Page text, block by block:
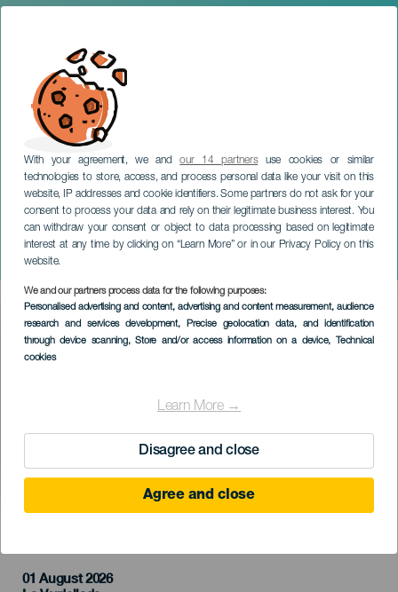
With your agreement, we andour 14 partnersuse cookies or similar
technologies to store, access, and process personal data like your visit on this
website, IP addresses and cookie identifiers. Some partners do not ask for your
consent to process your data and rely on their legitimate business interest. You
can withdraw your consent or object to data processing based on legitimate
interest at any time by clicking on “Learn More” or in our Privacy Policy on this
website.
We and our partners process data for the following purposes:
Personalised advertising and content, advertising and content measurement, audience
research and services development, Precise geolocation data, and identification
through device scanning, Store and/or access information on a device, Technical
cookies
Learn More →
Disagree and close
Agree and close
La Bajada del Diablo
TENERIFE
Imagen
Listado
01 August 2026